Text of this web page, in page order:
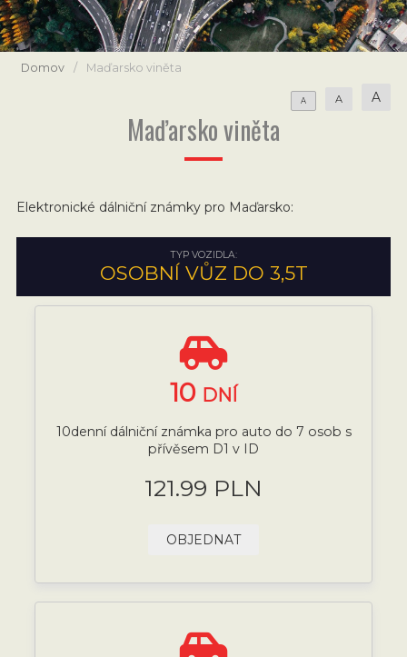
Domov / Maďarsko viněta
A A A
Maďarsko viněta
Elektronické dálniční známky pro Maďarsko:
TYP VOZIDLA:
OSOBNÍ VŮZ DO 3,5T
10 DNÍ
10denní dálniční známka pro auto do 7 osob s
přívěsem D1 v ID
121.99 PLN
OBJEDNAT